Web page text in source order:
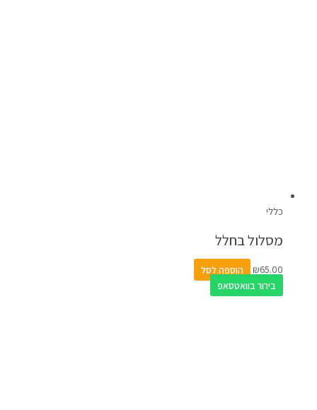
כללי
מסלול בחלל
₪65.00
הוספה לסל
בירור בוואטסאפ